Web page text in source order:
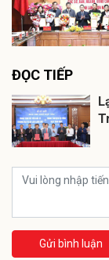
ĐỌC TIẾP
Gửi bình luận